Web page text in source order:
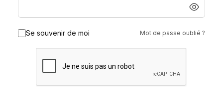
Se souvenir de moi Mot de passe oublié ?